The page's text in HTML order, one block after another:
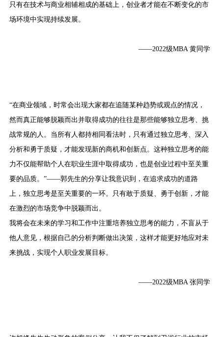
只有在技术与商业相辅相成的基础上，创业者才能在不断变化的市
场环境中实现持续发展。
——2022级MBA 黄同学
“在商业领域，时常会出现大家都在追随某种趋势或观点的情况，
然而真正能够脱颖而出并取得成功的往往是那些能够独立思考、挑
战常规的人。当所有人都持相同看法时，只有通过独立思考、深入
分析和勇于质疑，才能发现新的商机和创新点。这种独立思考的能
力不仅能帮助个人在职业生涯中取得成功，也是创业过程中至关重
要的品质。”——郭先生的分享让我意识到，在追求成功的道路
上，独立思考是至关重要的一环。只有敢于质疑、勇于创新，才能
在激烈的市场竞争中脱颖而出。
我将会在未来的学习和工作中注重培养独立思考的能力，不盲从于
他人意见，根据自己的分析判断做出决策，这样才能更好地应对未
来挑战，实现个人职业发展目标。
——2022级MBA 张同学